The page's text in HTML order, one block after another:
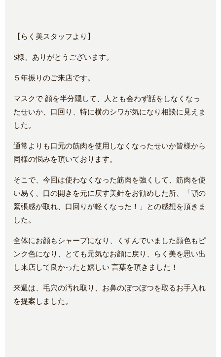
【らく美スタッフより】
S様、ありがとうございます。
５年振りのご来店です。
マスクで 顔を半分隠して、人とも会わず話をしなくなっ
たせいか、口回り、特に横のシワが気になり相談に見えま
した。
通常よりも口元の筋肉を使用しなくなったせいか皆様から
同様の悩みを頂いております。
そこで、今回は使わなくなった筋肉を強くして、筋肉を使
い易く、口の開きを元に戻す美針をお勧めした所、「顎の
緊張感が取れ、口回りが軽くなった！」との感想を頂きま
した。
全体にお顔もシャープになり、くすんでいました顔色もピ
ンク色になり、とても元気なお顔に戻り、らく美を思い出
し来店して良かったと嬉しい 言葉を頂きました！
来週は、毛穴の汚れ取り、お鼻のぼつぼつを取るお手入れ
を提案しました。